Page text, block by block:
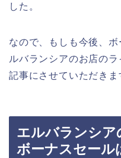
した。
なので、もしも今後、
ルバランシアのお店のラ
記事にさせていただきま
エルバランシア
ボーナスセール